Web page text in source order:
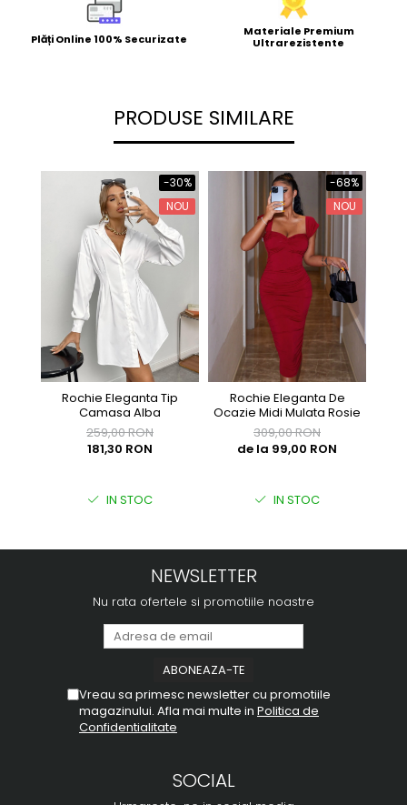
Plăți Online 100% Securizate
Materiale Premium
Ultrarezistente
PRODUSE SIMILARE
-30%
NOU
Rochie Eleganta Tip
Camasa Alba
259,00 RON
181,30 RON
IN STOC
-68%
NOU
Rochie Eleganta De
Ocazie Midi Mulata Rosie
309,00 RON
de la 99,00 RON
IN STOC
NEWSLETTER
Nu rata ofertele si promotiile noastre
Vreau sa primesc newsletter cu promotiile
magazinului. Afla mai multe in Politica de
Confidentialitate
SOCIAL